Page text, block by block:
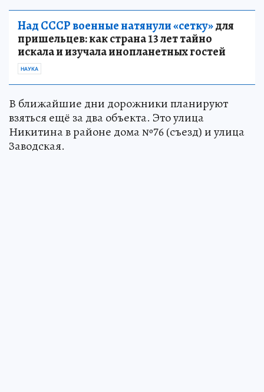
Над СССР военные натянули «сетку»для
пришельцев: как страна 13 лет тайно
искала и изучала инопланетных гостей
НАУКА
В ближайшие дни дорожники планируют
взяться ещё за два объекта. Это улица
Никитина в районе дома №76 (съезд) и улица
Заводская.